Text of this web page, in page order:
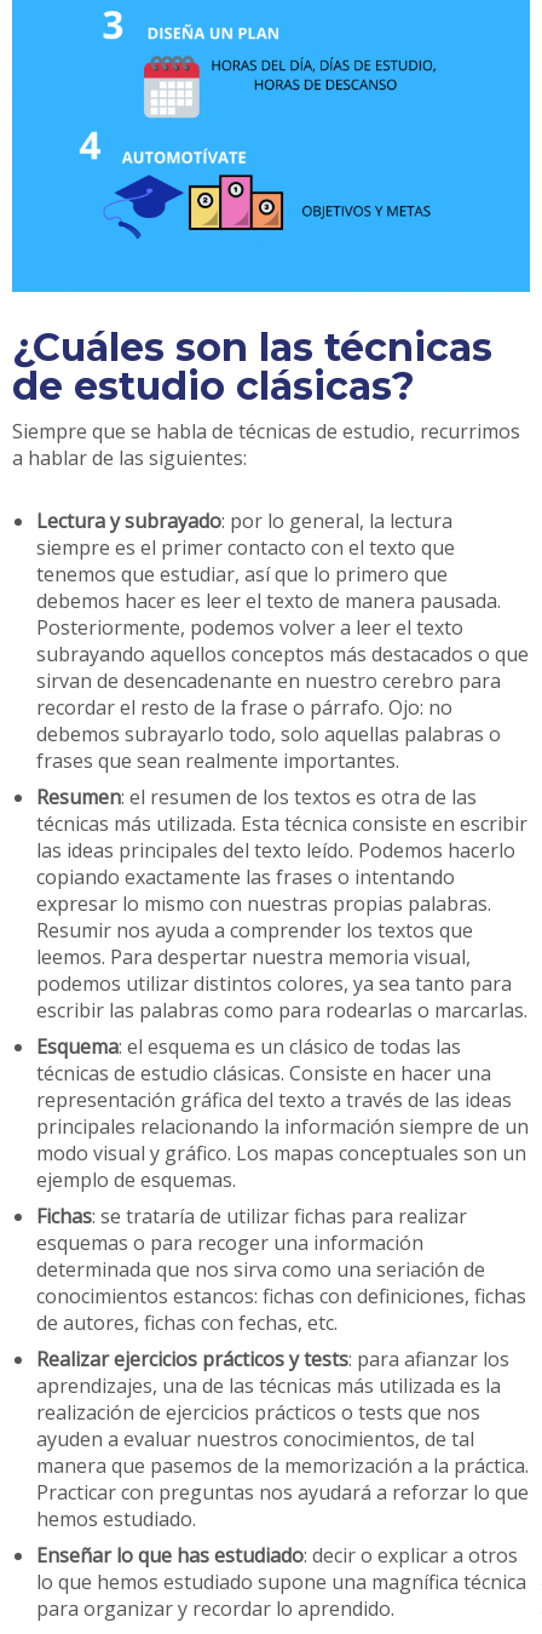
¿Cuáles son las técnicas
de estudio clásicas?
Siempre que se habla de técnicas de estudio, recurrimos
a hablar de las siguientes:
Lectura y subrayado: por lo general, la lectura
siempre es el primer contacto con el texto que
tenemos que estudiar, así que lo primero que
debemos hacer es leer el texto de manera pausada.
Posteriormente, podemos volver a leer el texto
subrayando aquellos conceptos más destacados o que
sirvan de desencadenante en nuestro cerebro para
recordar el resto de la frase o párrafo. Ojo: no
debemos subrayarlo todo, solo aquellas palabras o
frases que sean realmente importantes.
Resumen: el resumen de los textos es otra de las
técnicas más utilizada. Esta técnica consiste en escribir
las ideas principales del texto leído. Podemos hacerlo
copiando exactamente las frases o intentando
expresar lo mismo con nuestras propias palabras.
Resumir nos ayuda a comprender los textos que
leemos. Para despertar nuestra memoria visual,
podemos utilizar distintos colores, ya sea tanto para
escribir las palabras como para rodearlas o marcarlas.
Esquema: el esquema es un clásico de todas las
técnicas de estudio clásicas. Consiste en hacer una
representación gráfica del texto a través de las ideas
principales relacionando la información siempre de un
modo visual y gráfico. Los mapas conceptuales son un
ejemplo de esquemas.
Fichas: se trataría de utilizar fichas para realizar
esquemas o para recoger una información
determinada que nos sirva como una seriación de
conocimientos estancos: fichas con definiciones, fichas
de autores, fichas con fechas, etc.
Realizar ejercicios prácticos y tests: para afianzar los
aprendizajes, una de las técnicas más utilizada es la
realización de ejercicios prácticos o tests que nos
ayuden a evaluar nuestros conocimientos, de tal
manera que pasemos de la memorización a la práctica.
Practicar con preguntas nos ayudará a reforzar lo que
hemos estudiado.
Enseñar lo que has estudiado: decir o explicar a otros
lo que hemos estudiado supone una magnífica técnica
para organizar y recordar lo aprendido.